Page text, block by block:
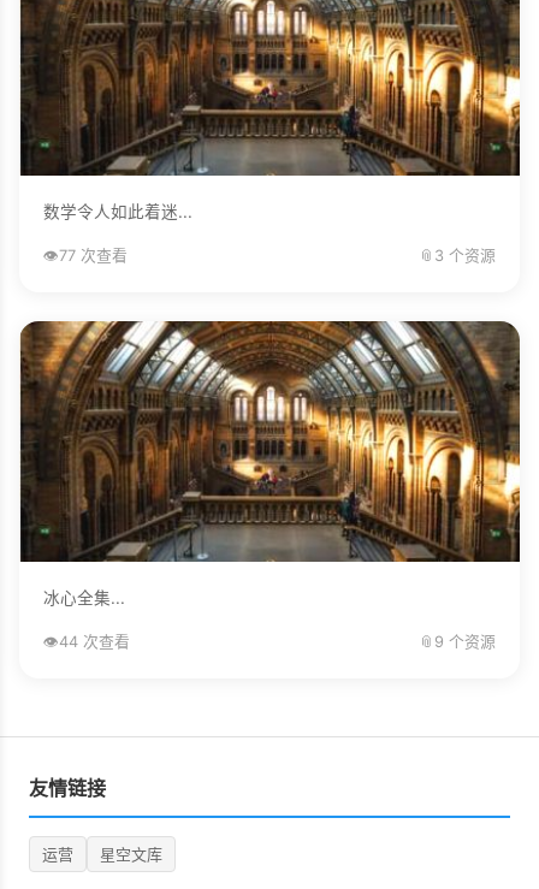
数学令人如此着迷...
👁️77 次查看 📎 3 个资源
冰心全集...
👁️44 次查看 📎 9 个资源
友情链接
运营 星空文库